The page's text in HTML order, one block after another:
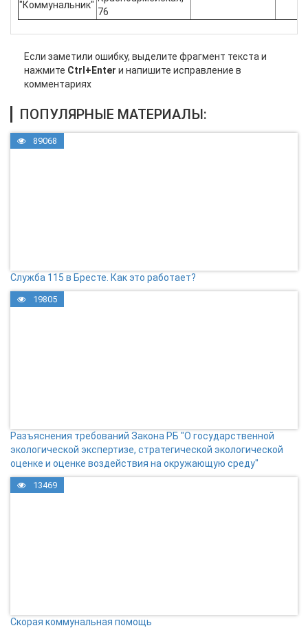
"Коммунальник"
76
Если заметили ошибку, выделите фрагмент текста и
нажмите Ctrl+Enter и напишите исправление в
комментариях
ПОПУЛЯРНЫЕ МАТЕРИАЛЫ:
89068
Служба 115 в Бресте. Как это работает?
19805
Разъяснения требований Закона РБ "О государственной
экологической экспертизе, стратегической экологической
оценке и оценке воздействия на окружающую среду"
13469
Скорая коммунальная помощь